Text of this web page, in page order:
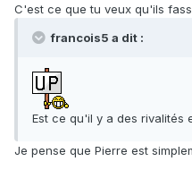
C'est ce que tu veux qu'ils
francois5 a dit :
Est ce qu'il y a des rivalités
Je pense que Pierre est